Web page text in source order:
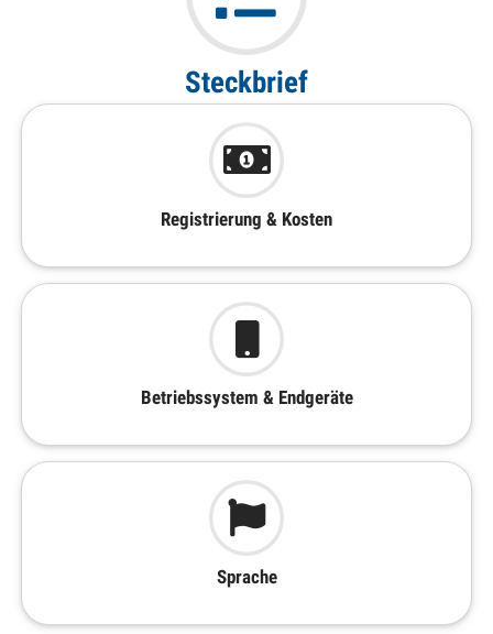
Steckbrief
Registrierung & Kosten
Betriebssystem & Endgeräte
Sprache